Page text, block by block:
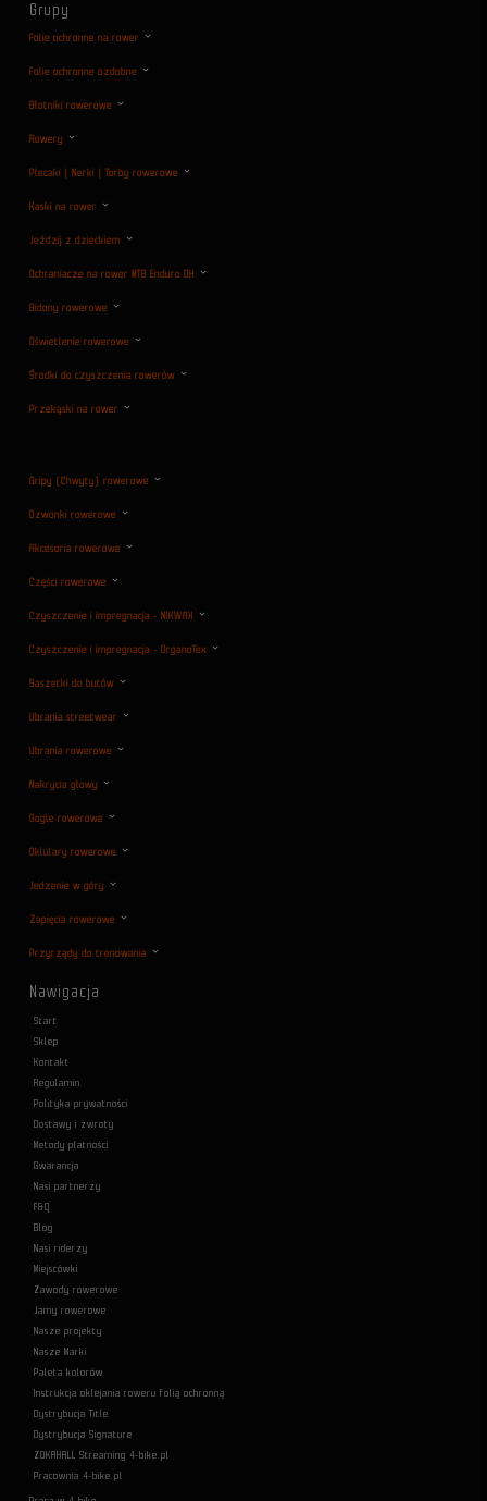
Grupy
Folie ochronne na rower
Folie ochronne ozdobne
Błotniki rowerowe
Rowery
Plecaki | Nerki | Torby rowerowe
Kaski na rower
Jeździj z dzieckiem
Ochraniacze na rower MTB Enduro DH
Bidony rowerowe
Oświetlenie rowerowe
Środki do czyszczenia rowerów
Przekąski na rower
Gripy (Chwyty) rowerowe
Dzwonki rowerowe
Akcesoria rowerowe
Części rowerowe
Czyszczenie i impregnacja - NIKWAX
Czyszczenie i impregnacja - OrganoTex
Saszetki do butów
Ubrania streetwear
Ubrania rowerowe
Nakrycia głowy
Gogle rowerowe
Oklulary rowerowe
Jedzenie w góry
Zapięcia rowerowe
Przyrządy do trenowania
Nawigacja
Start
Sklep
Kontakt
Regulamin
Polityka prywatności
Dostawy i zwroty
Metody płatności
Gwarancja
Nasi partnerzy
F&Q
Blog
Nasi riderzy
Miejscówki
Zawody rowerowe
Jamy rowerowe
Nasze projekty
Nasze Marki
Paleta kolorów
Instrukcja oklejania roweru folią ochronną
Dystrybucja Title
Dystrybucja Signature
ZOKAHALL Streaming 4-bike.pl
Pracownia 4-bike.pl